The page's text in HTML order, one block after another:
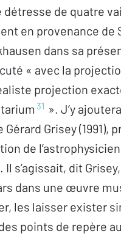
détresse de quatre
en provenance de
dans sa
« avec la
projection
31 ». J’y
Gérard Grisey (1991),
de
s’agissait, dit
dans une œuvre
les laisser exister
points de repère